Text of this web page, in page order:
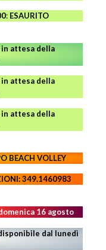
: ESAURITO
in attesa della
in attesa della
in attesa della
BEACH VOLLEY
349.1460983
16 agosto
dal lunedì